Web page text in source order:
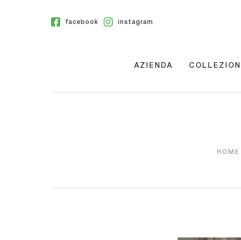
facebook instagram
AZIENDA COLLEZIONI
HOME